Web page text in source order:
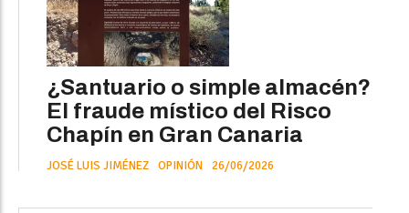
¿Santuario o simple almacén?
El fraude místico del Risco
Chapín en Gran Canaria
JOSÉ LUIS JIMÉNEZ OPINIÓN 26/06/2026